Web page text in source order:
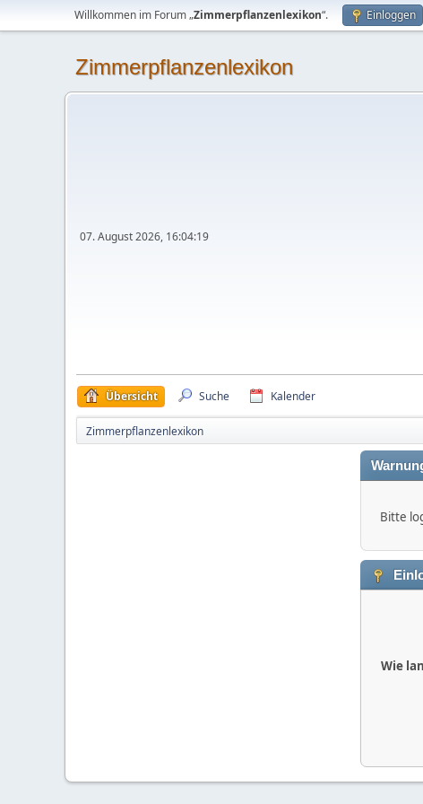
Willkommen im Forum „Zimmerpflanzenlexikon“. Einloggen
Zimmerpflanzenlexikon
07. August 2026, 16:04:19
Übersicht Suche Kalender
Zimmerpflanzenlexikon
Bitte
Wie